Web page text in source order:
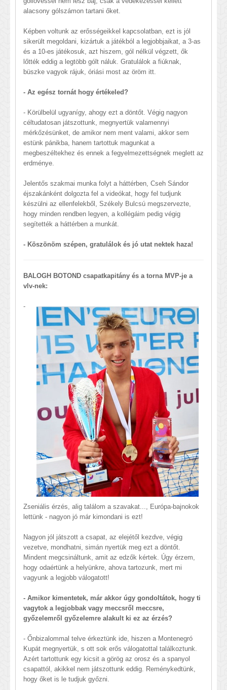
alacsony gólszámon tartani őket.
Képben voltunk az erősségeikkel kapcsolatban, ezt is jól
sikerült megoldani, kizártuk a játékból a legjobbjaikat, a 3-as
és a 10-es játékosuk, azt hiszem, gól nélkül végzett, ők
lőtték eddig a legtöbb gólt náluk. Gratulálok a fiúknak,
büszke vagyok rájuk, óriási most az öröm itt.
- Az egész tornát hogy értékeled?
- Körülbelül ugyanígy, ahogy ezt a döntőt. Végig nagyon
céltudatosan játszottunk, megnyertük valamennyi
mérkőzésünket, de amikor nem ment valami, akkor sem
estünk pánikba, hanem tartottuk magunkat a
megbeszéltekhez és ennek a fegyelmezettségnek meglett az
erdménye.
Jelentős szakmai munka folyt a háttérben, Cseh Sándor
éjszakánként dolgozta fel a videókat, hogy fel tudjunk
készülni az ellenfelekből, Székely Bulcsú megszervezte,
hogy minden rendben legyen, a kollégáim pedig végig
segítették a háttérben a munkát.
- Köszönöm szépen, gratulálok és jó utat nektek haza!
BALOGH BOTOND csapatkapitány és a torna MVP-je a
vlv-nek:
-
Zseniális érzés, alig találom a szavakat..., Európa-bajnokok
lettünk - nagyon jó már kimondani is ezt!
Nagyon jól játszott a csapat, az elejétől kezdve, végig
vezetve, mondhatni, simán nyertük meg ezt a döntőt.
Mindent megcsináltunk, amit az edzők kértek. Úgy érzem,
hogy odaértünk a helyünkre, ahova tartozunk, mert mi
vagyunk a legjobb válogatott!
- Amikor kimentetek, már akkor úgy gondoltátok, hogy ti
vagytok a legjobbak vagy meccsről meccsre,
győzelemről győzelemre alakult ki ez az érzés?
- Őnbizalommal telve érkeztünk ide, hiszen a Montenegró
Kupát megnyertük, s ott sok erős válogatottal találkoztunk.
Azért tartottunk egy kicsit a görög az orosz és a spanyol
csapattól, akikkel nem játszottunk eddig. Reménykedtünk,
hogy őket is le tudjuk győzni.